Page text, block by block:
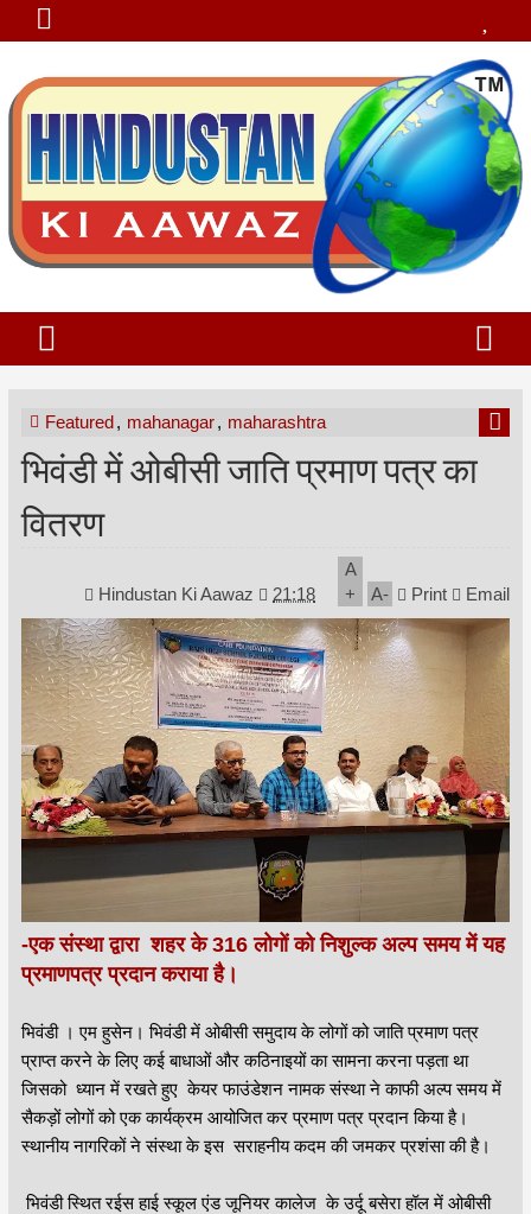
Featured, mahanagar, maharashtra
भिवंडी में ओबीसी जाति प्रमाण पत्र का
वितरण
Hindustan Ki Aawaz 21:18
A
+
A- Print Email
-एक संस्था द्वारा शहर के 316 लोगों को निशुल्क अल्प समय में यह
प्रमाणपत्र प्रदान कराया है।
भिवंडी । एम हुसेन। भिवंडी में ओबीसी समुदाय के लोगों को जाति प्रमाण पत्र
प्राप्त करने के लिए कई बाधाओं और कठिनाइयों का सामना करना पड़ता था
जिसको ध्यान में रखते हुए केयर फाउंडेशन नामक संस्था ने काफी अल्प समय में
सैकड़ों लोगों को एक कार्यक्रम आयोजित कर प्रमाण पत्र प्रदान किया है।
स्थानीय नागरिकों ने संस्था के इस सराहनीय कदम की जमकर प्रशंसा की है।
भिवंडी स्थित रईस हाई स्कूल एंड जूनियर कालेज के उर्दू बसेरा हॉल में ओबीसी